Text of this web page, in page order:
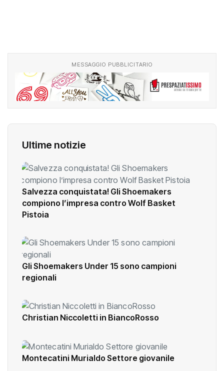
MESSAGGIO PUBBLICITARIO
Ultime notizie
Salvezza conquistata! Gli Shoemakers
compiono l’impresa contro Wolf Basket
Pistoia
Gli Shoemakers Under 15 sono campioni
regionali
Christian Niccoletti in BiancoRosso
Montecatini Murialdo Settore giovanile